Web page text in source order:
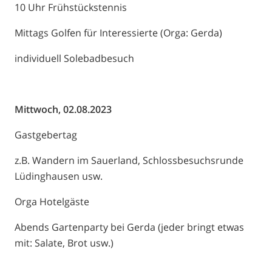
10 Uhr Frühstückstennis
Mittags Golfen für Interessierte (Orga: Gerda)
individuell Solebadbesuch
Mittwoch, 02.08.2023
Gastgebertag
z.B. Wandern im Sauerland, Schlossbesuchsrunde
Lüdinghausen usw.
Orga Hotelgäste
Abends Gartenparty bei Gerda (jeder bringt etwas
mit: Salate, Brot usw.)